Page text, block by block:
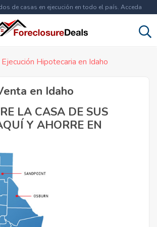
de casas en ejecución en todo el país. Acceda
ahora a
Hipotecaria en Idaho
en Idaho
LA CASA DE SUS
Y AHORRE EN